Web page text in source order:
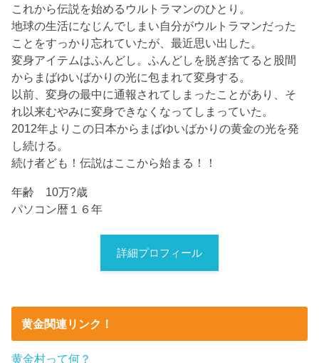
これから伝説を始めるウルトラマンのひとり。
地球の生活になじんでしまい自分がウルトラマンだった
ことをすっかり忘れていたが、最近思い出した。
変身アイテムはふんどし。ふんどしを脱ぎ捨てると股間
からまばゆいばかりの光に包まれて変身する。
以前、変身の最中に通報されてしまったことがあり、そ
れ以来むやみに変身できなくなってしまっていた。
2012年よりこの日本からまばゆいばかりの黄金の光を発
し続ける。
続け者ども！伝説はここから始まる！！
年齢 10万?歳
パソコン暦１６年
詳細プロフィール
黄金関連リンク！
黄金村って何？